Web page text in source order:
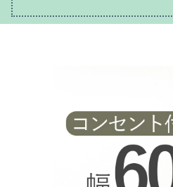
冷蔵庫
テーブル/デスク